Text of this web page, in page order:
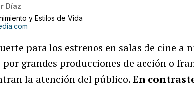
Díaz
y Estilos de Vida
para los estrenos en salas de cine a
grandes producciones de acción o
la atención del público.En